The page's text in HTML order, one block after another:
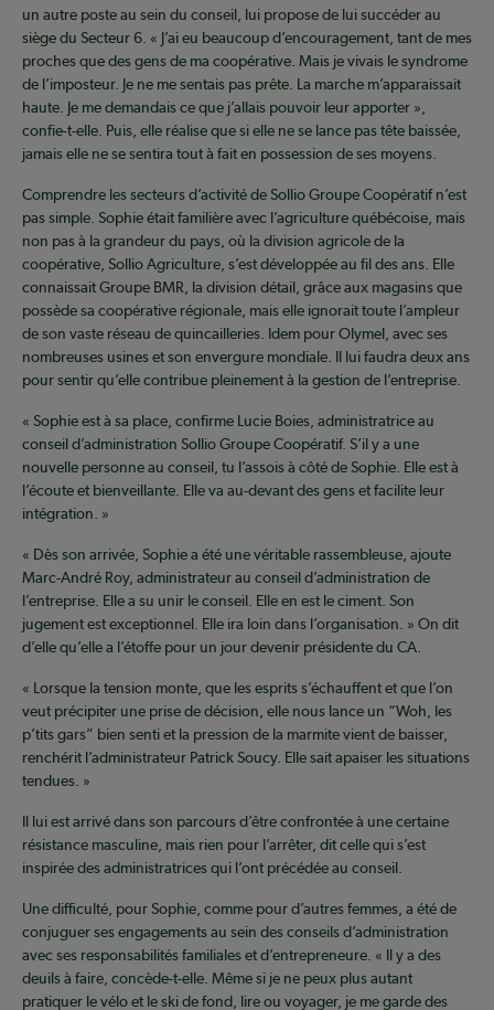
un autre poste au sein du conseil, lui propose de lui succéder au
siège du Secteur 6. « J’ai eu beaucoup d’encouragement, tant de mes
proches que des gens de ma coopérative. Mais je vivais le syndrome
de l’imposteur. Je ne me sentais pas prête. La marche m’apparaissait
haute. Je me demandais ce que j’allais pouvoir leur apporter »,
confie-t-elle. Puis, elle réalise que si elle ne se lance pas tête baissée,
jamais elle ne se sentira tout à fait en possession de ses moyens.
Comprendre les secteurs d’activité de Sollio Groupe Coopératif n’est
pas simple. Sophie était familière avec l’agriculture québécoise, mais
non pas à la grandeur du pays, où la division agricole de la
coopérative, Sollio Agriculture, s’est développée au fil des ans. Elle
connaissait Groupe BMR, la division détail, grâce aux magasins que
possède sa coopérative régionale, mais elle ignorait toute l’ampleur
de son vaste réseau de quincailleries. Idem pour Olymel, avec ses
nombreuses usines et son envergure mondiale. Il lui faudra deux ans
pour sentir qu’elle contribue pleinement à la gestion de l’entreprise.
« Sophie est à sa place, confirme Lucie Boies, administratrice au
conseil d’administration Sollio Groupe Coopératif. S’il y a une
nouvelle personne au conseil, tu l’assois à côté de Sophie. Elle est à
l’écoute et bienveillante. Elle va au-devant des gens et facilite leur
intégration. »
« Dès son arrivée, Sophie a été une véritable rassembleuse, ajoute
Marc-André Roy, administrateur au conseil d’administration de
l’entreprise. Elle a su unir le conseil. Elle en est le ciment. Son
jugement est exceptionnel. Elle ira loin dans l’organisation. » On dit
d’elle qu’elle a l’étoffe pour un jour devenir présidente du CA.
« Lorsque la tension monte, que les esprits s’échauffent et que l’on
veut précipiter une prise de décision, elle nous lance un “Woh, les
p’tits gars” bien senti et la pression de la marmite vient de baisser,
renchérit l’administrateur Patrick Soucy. Elle sait apaiser les situations
tendues. »
Il lui est arrivé dans son parcours d’être confrontée à une certaine
résistance masculine, mais rien pour l’arrêter, dit celle qui s’est
inspirée des administratrices qui l’ont précédée au conseil.
Une difficulté, pour Sophie, comme pour d’autres femmes, a été de
conjuguer ses engagements au sein des conseils d’administration
avec ses responsabilités familiales et d’entrepreneure. « Il y a des
deuils à faire, concède-t-elle. Même si je ne peux plus autant
pratiquer le vélo et le ski de fond, lire ou voyager, je me garde des